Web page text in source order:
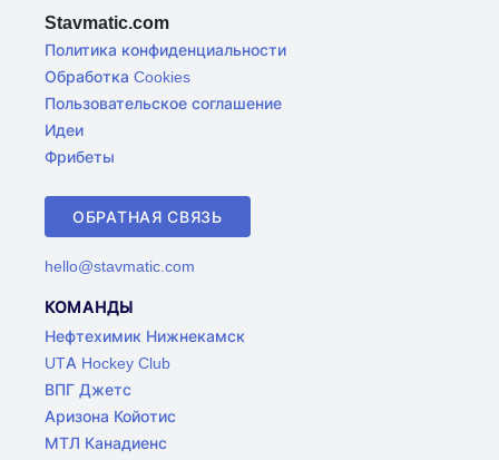
Stavmatic.com
Политика конфиденциальности
Обработка Cookies
Пользовательское соглашение
Идеи
Фрибеты
ОБРАТНАЯ СВЯЗЬ
hello@stavmatic.com
КОМАНДЫ
Нефтехимик Нижнекамск
UTA Hockey Club
ВПГ Джетс
Аризона Койотис
МТЛ Канадиенс